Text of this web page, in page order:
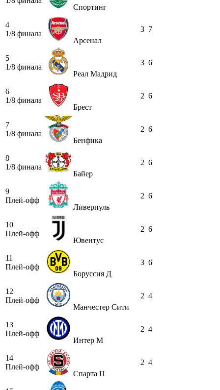
Спортинг
4
1/8 финала
Арсенал
3 7
5
1/8 финала
Реал Мадрид
3 6
6
1/8 финала
Брест
2 6
7
1/8 финала
Бенфика
2 6
8
1/8 финала
Байер
2 6
9
Плей-офф
Ливерпуль
2 6
10
Плей-офф
Ювентус
2 6
11
Плей-офф
Боруссия Д
3 6
12
Плей-офф
Манчестер Сити
2 4
13
Плей-офф
Интер М
2 4
14
Плей-офф
Спарта П
2 4